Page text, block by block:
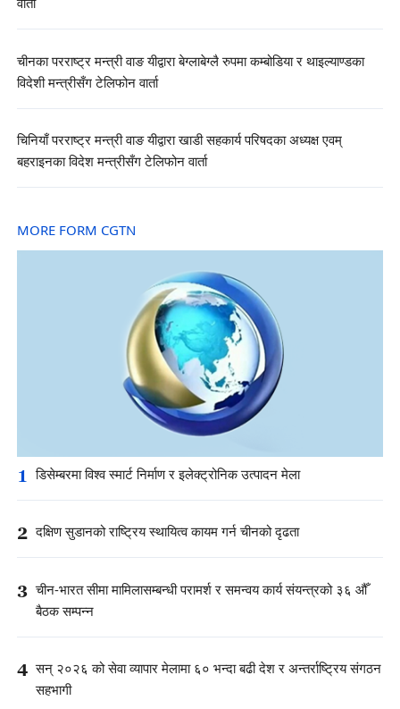
वार्ता
चीनका परराष्ट्र मन्त्री वाङ यीद्वारा बेग्लाबेग्लै रुपमा कम्बोडिया र थाइल्याण्डका
विदेशी मन्त्रीसँग टेलिफोन वार्ता
चिनियाँ परराष्ट्र मन्त्री वाङ यीद्वारा खाडी सहकार्य परिषदका अध्यक्ष एवम्
बहराइनका विदेश मन्त्रीसँग टेलिफोन वार्ता
MORE FORM CGTN
1 डिसेम्बरमा विश्व स्मार्ट निर्माण र इलेक्ट्रोनिक उत्पादन मेला
2 दक्षिण सुडानको राष्ट्रिय स्थायित्व कायम गर्न चीनको दृढता
3 चीन-भारत सीमा मामिलासम्बन्धी परामर्श र समन्वय कार्य संयन्त्रको ३६ औँ
बैठक सम्पन्न
4 सन् २०२६ को सेवा व्यापार मेलामा ६० भन्दा बढी देश र अन्तर्राष्ट्रिय संगठन
सहभागी